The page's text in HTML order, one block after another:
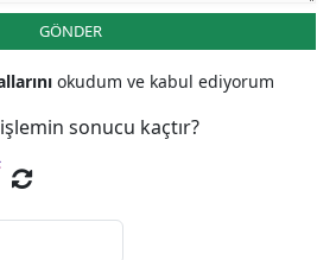
GÖNDER
okudum ve kabul ediyorum
sonucu kaçtır?